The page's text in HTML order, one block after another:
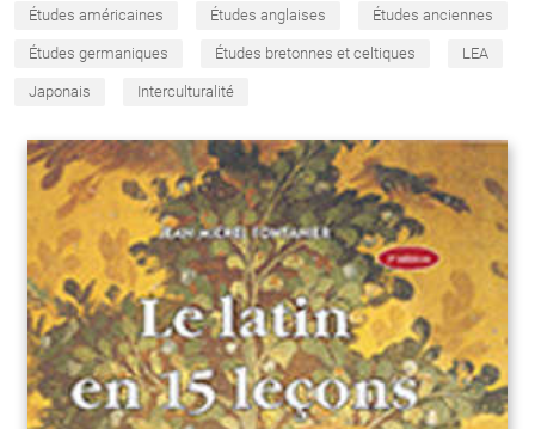
Études américaines Études anglaises Études anciennes
Études germaniques Études bretonnes et celtiques LEA
Japonais Interculturalité